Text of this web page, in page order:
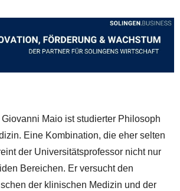
Maio ist studierter Philosoph
Eine Kombination, die eher selten
der Universitätsprofessor nicht nur
Bereichen. Er versucht den
der klinischen Medizin und der